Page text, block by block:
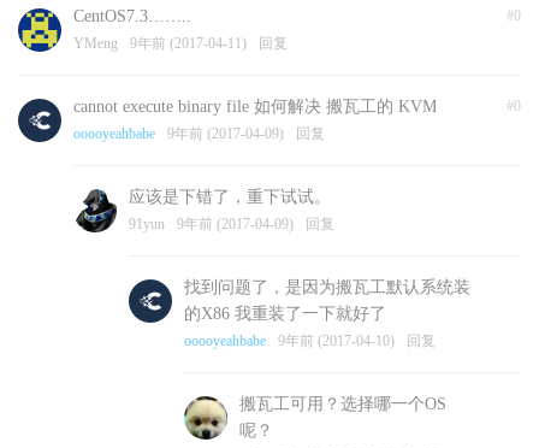
#0
CentOS7.3……..
YMeng 9年前 (2017-04-11) 回复
#0
cannot execute binary file 如何解决 搬瓦工的 KVM
ooooyeahbabe 9年前 (2017-04-09) 回复
应该是下错了，重下试试。
91yun 9年前 (2017-04-09) 回复
找到问题了，是因为搬瓦工默认系统装
的X86 我重装了一下就好了
ooooyeahbabe 9年前 (2017-04-10) 回复
搬瓦工可用？选择哪一个OS
呢？